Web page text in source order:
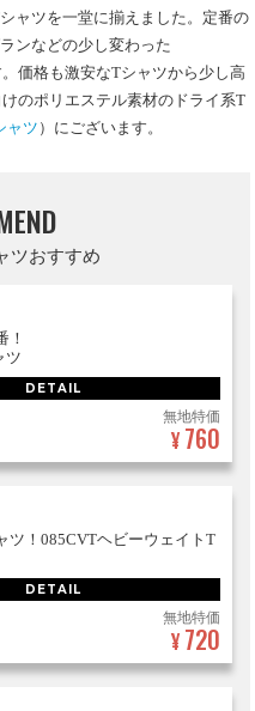
ャツを一堂に揃えました。定番の
ンなどの少し変わった
価格も激安なTシャツから少し高
のポリエステル素材のドライ系T
ャツ）にございます。
ツおすすめ
！
ツ
DETAIL
無地特価
¥ 760
ツ！085CVTヘビーウェイトT
DETAIL
無地特価
¥ 720